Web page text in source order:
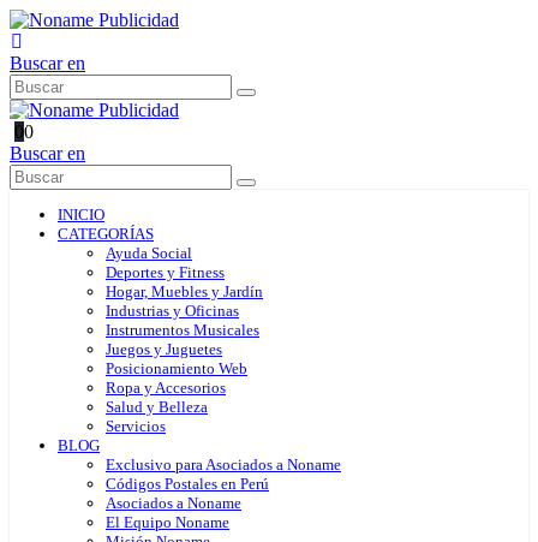
Buscar en
00
Buscar en
INICIO
CATEGORÍAS
Ayuda Social
Deportes y Fitness
Hogar, Muebles y Jardín
Industrias y Oficinas
Instrumentos Musicales
Juegos y Juguetes
Posicionamiento Web
Ropa y Accesorios
Salud y Belleza
Servicios
BLOG
Exclusivo para Asociados a Noname
Códigos Postales en Perú
Asociados a Noname
El Equipo Noname